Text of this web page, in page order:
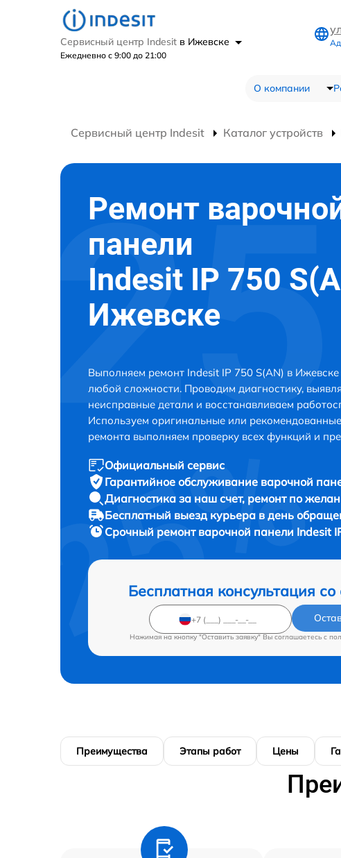
Сервисный центр Indesit в Ижевске
Ежедневно с 9:00 до 21:00
О компании
Сервисный центр Indesit Каталог устройств
Ремонт
панели
Indesit IP 750
Ижевске
Выполняем ремонт Indesit IP 750 S(AN) в
любой сложности. Проводим диагностику,
неисправные детали и восстанавливаем
Используем оригинальные или
ремонта выполняем проверку всех функций и
Официальный сервис
Гарантийное обслуживание варочной
Диагностика за наш счет, ремонт по
Бесплатный выезд курьера в день
Срочный ремонт варочной панели Indesit
Бесплатная консультация
Нажимая на кнопку "Оставить заявку" Вы соглашаетесь c
Преимущества Этапы работ Цены